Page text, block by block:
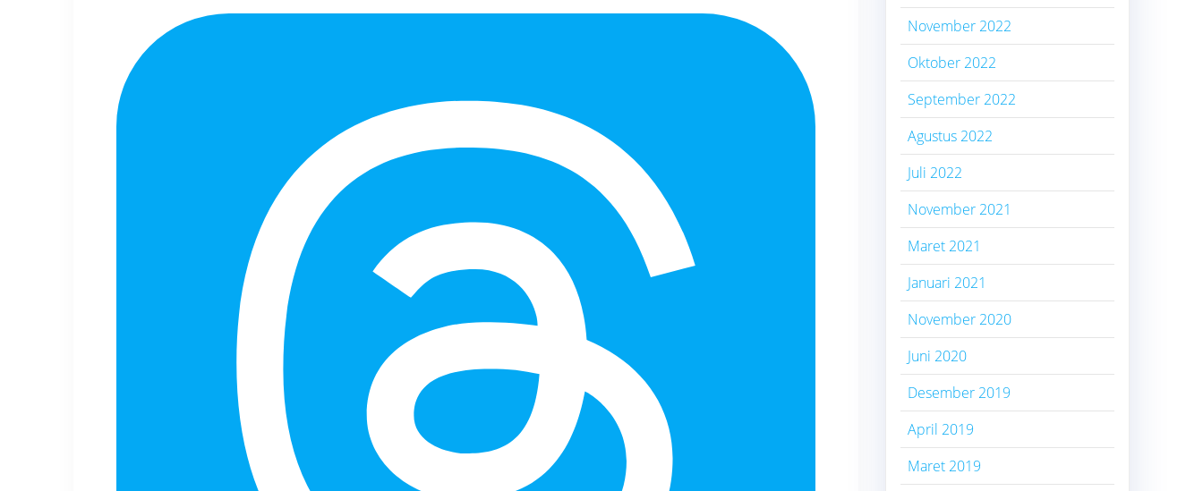
November 2022
Oktober 2022
September 2022
Agustus 2022
Juli 2022
November 2021
Maret 2021
Januari 2021
November 2020
Juni 2020
Desember 2019
April 2019
Maret 2019